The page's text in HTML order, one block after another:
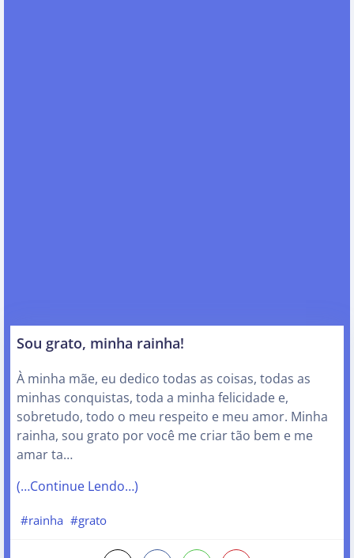
Sou grato, minha rainha!
À minha mãe, eu dedico todas as coisas, todas as
minhas conquistas, toda a minha felicidade e,
sobretudo, todo o meu respeito e meu amor. Minha
rainha, sou grato por você me criar tão bem e me
amar ta…
(…Continue Lendo…)
#rainha #grato